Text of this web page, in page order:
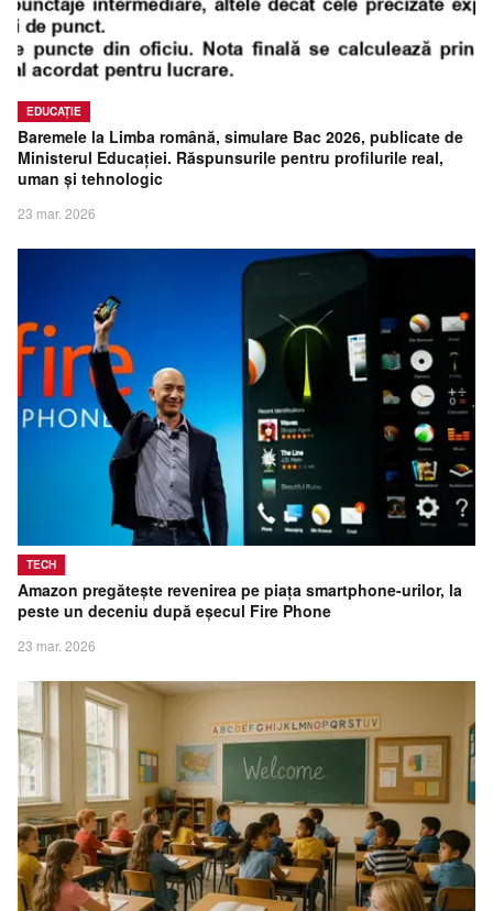
EDUCAȚIE
Baremele la Limba română, simulare Bac 2026, publicate de
Ministerul Educației. Răspunsurile pentru profilurile real,
uman și tehnologic
23 mar. 2026
TECH
Amazon pregătește revenirea pe piața smartphone-urilor, la
peste un deceniu după eșecul Fire Phone
23 mar. 2026